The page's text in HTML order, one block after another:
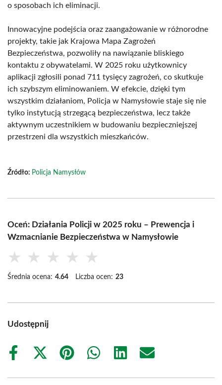
o sposobach ich eliminacji.
Innowacyjne podejścia oraz zaangażowanie w różnorodne
projekty, takie jak Krajowa Mapa Zagrożeń
Bezpieczeństwa, pozwoliły na nawiązanie bliskiego
kontaktu z obywatelami. W 2025 roku użytkownicy
aplikacji zgłosili ponad 711 tysięcy zagrożeń, co skutkuje
ich szybszym eliminowaniem. W efekcie, dzięki tym
wszystkim działaniom, Policja w Namysłowie staje się nie
tylko instytucją strzegącą bezpieczeństwa, lecz także
aktywnym uczestnikiem w budowaniu bezpieczniejszej
przestrzeni dla wszystkich mieszkańców.
Źródło: Policja Namysłów
Oceń: Działania Policji w 2025 roku – Prewencja i
Wzmacnianie Bezpieczeństwa w Namysłowie
★ ★ ★ ★ ★
Średnia ocena: 4.64 Liczba ocen: 23
Udostępnij
Share
Share
(Twitter)
Share
Share
Share
Share